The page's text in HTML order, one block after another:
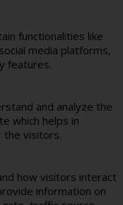
functionalities like
media platforms,
features.
and analyze the
which helps in
the visitors.
how visitors interact
information on